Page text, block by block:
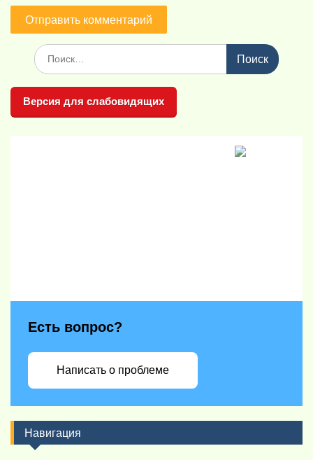
Поиск
по:
Версия для слабовидящих
Есть вопрос?
Написать о проблеме
Навигация